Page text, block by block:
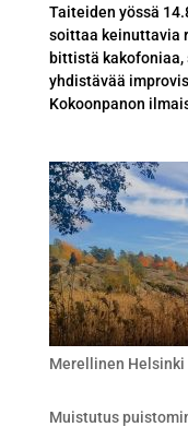
Taiteiden yössä
soittaa keinuttavia
bittistä kakofoniaa,
yhdistävää
Kokoonpanon
Merellinen
Muistutus